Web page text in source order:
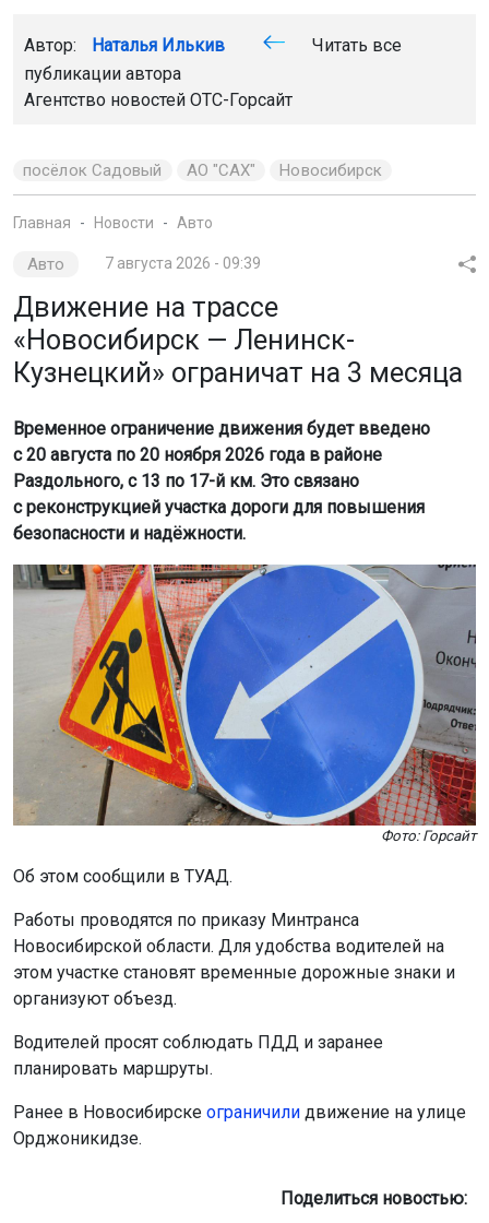
Автор: Наталья Илькив
Читать все
публикации автора
Агентство новостей ОТС-Горсайт
посёлок Садовый АО "САХ" Новосибирск
Главная Новости Авто
Авто 7 августа 2026 - 09:39
Движение на трассе
«Новосибирск — Ленинск-
Кузнецкий» ограничат на 3 месяца
Временное ограничение движения будет введено
с 20 августа по 20 ноября 2026 года в районе
Раздольного, с 13 по 17-й км. Это связано
с реконструкцией участка дороги для повышения
безопасности и надёжности.
Фото: Горсайт
Об этом сообщили в ТУАД.
Работы проводятся по приказу Минтранса
Новосибирской области. Для удобства водителей на
этом участке становят временные дорожные знаки и
организуют объезд.
Водителей просят соблюдать ПДД и заранее
планировать маршруты.
Ранее в Новосибирске ограничили движение на улице
Орджоникидзе.
Поделиться новостью: